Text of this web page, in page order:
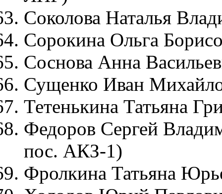
Соколова Наталья
Сорокина Ольга
Соснова Анна
Сущенко Иван
Тетенькина Татьяна
Федоров Сергей
пос. АКЗ-1)
Фролкина Татьяна